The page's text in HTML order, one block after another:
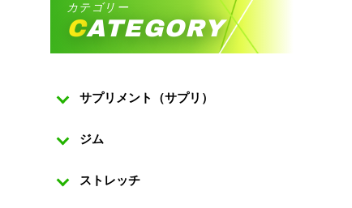
カテゴリー
CATEGORY
サプリメント（サプリ）
ジム
ストレッチ